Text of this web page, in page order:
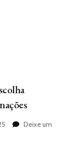
Deixe um